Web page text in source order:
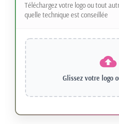
Téléchargez votre logo ou tout
quelle technique est conseillée
Glissez votre logo